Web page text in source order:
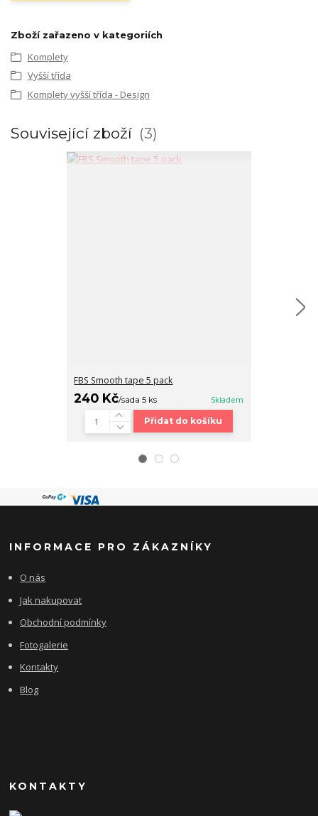
Zboží zařazeno v kategoriích
Komplety
Vyšší třída
Komplety vyšší třída - Design
Související zboží 3
FBS Smooth tape 5 pack
240 Kč/sada 5 ks Skladem
Přidat do košíku
INFORMACE PRO ZÁKAZNÍKY
O nás
Jak nakupovat
Obchodní podmínky
Fotogalerie
Kontakty
Blog
KONTAKTY